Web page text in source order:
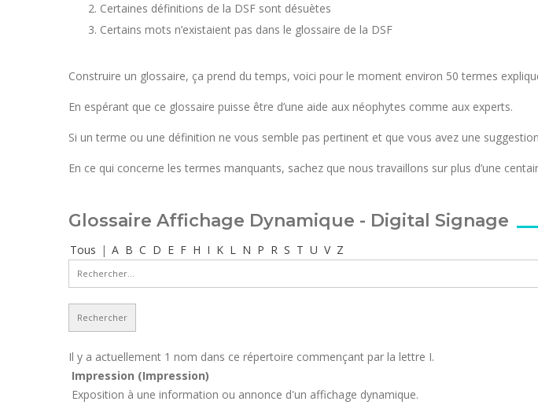
Certaines définitions de la DSF sont désuètes
Certains mots n’existaient pas dans le glossaire de la DSF
Construire un glossaire, ça prend du temps, voici pour le moment environ 50 termes
En espérant que ce glossaire puisse être d’une aide aux néophytes comme aux experts.
Si un terme ou une définition ne vous semble pas pertinent et que vous avez une
En ce qui concerne les termes manquants, sachez que nous travaillons sur plus d’une
Glossaire Affichage Dynamique - Digital Signage
Tous | A B C D E F H I K L N P R S T U V Z
Il y a actuellement 1 nom dans ce répertoire commençant par la lettre I.
Impression (Impression)
Exposition à une information ou annonce d'un affichage dynamique.